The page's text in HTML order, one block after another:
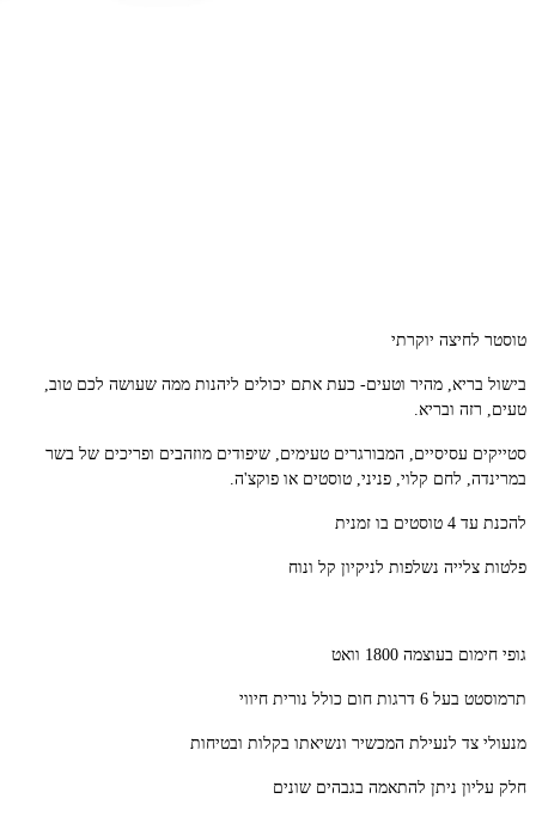
טוסטר לחיצה יוקרתי
בישול בריא, מהיר וטעים- כעת אתם יכולים ליהנות ממה שעושה לכם טוב,
טעים, רזה ובריא.
סטייקים עסיסיים, המבורגרים טעימים, שיפודים מוזהבים ופריכים של בשר
במרינדה, לחם קלוי, פניני, טוסטים או פוקצ'ה.
להכנת עד 4 טוסטים בו זמנית
פלטות צלייה נשלפות לניקיון קל ונוח
גופי חימום בעוצמה 1800 וואט
תרמוסטט בעל 6 דרגות חום כולל נורית חיווי
מנעולי צד לנעילת המכשיר ונשיאתו בקלות ובטיחות
חלק עליון ניתן להתאמה בגבהים שונים